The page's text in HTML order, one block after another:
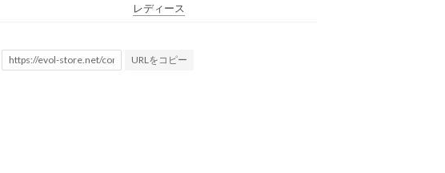
レディース
URLをコピー